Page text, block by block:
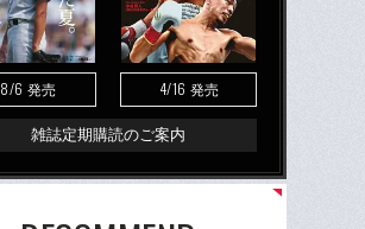
8/6 発売 4/16 発売
雑誌定期購読のご案内